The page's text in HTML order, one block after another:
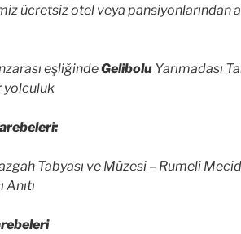
ücretsiz otel veya pansiyonlarından
eşliğindeGelibolu Yarımadası
yolculuk
Tabyası ve Müzesi – Rumeli
Anıtı